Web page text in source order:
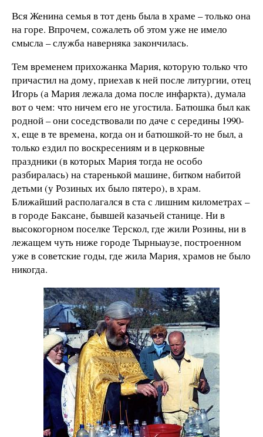
Вся Женина семья в тот день была в храме – только она
на горе. Впрочем, сожалеть об этом уже не имело
смысла – служба наверняка закончилась.
Тем временем прихожанка Мария, которую только что
причастил на дому, приехав к ней после литургии, отец
Игорь (а Мария лежала дома после инфаркта), думала
вот о чем: что ничем его не угостила. Батюшка был как
родной – они соседствовали по даче с середины 1990-
х, еще в те времена, когда он и батюшкой-то не был, а
только ездил по воскресениям и в церковные
праздники (в которых Мария тогда не особо
разбиралась) на старенькой машине, битком набитой
детьми (у Розиных их было пятеро), в храм.
Ближайший располагался в ста с лишним километрах –
в городе Баксане, бывшей казачьей станице. Ни в
высокогорном поселке Терскол, где жили Розины, ни в
лежащем чуть ниже городе Тырныаузе, построенном
уже в советские годы, где жила Мария, храмов не было
никогда.